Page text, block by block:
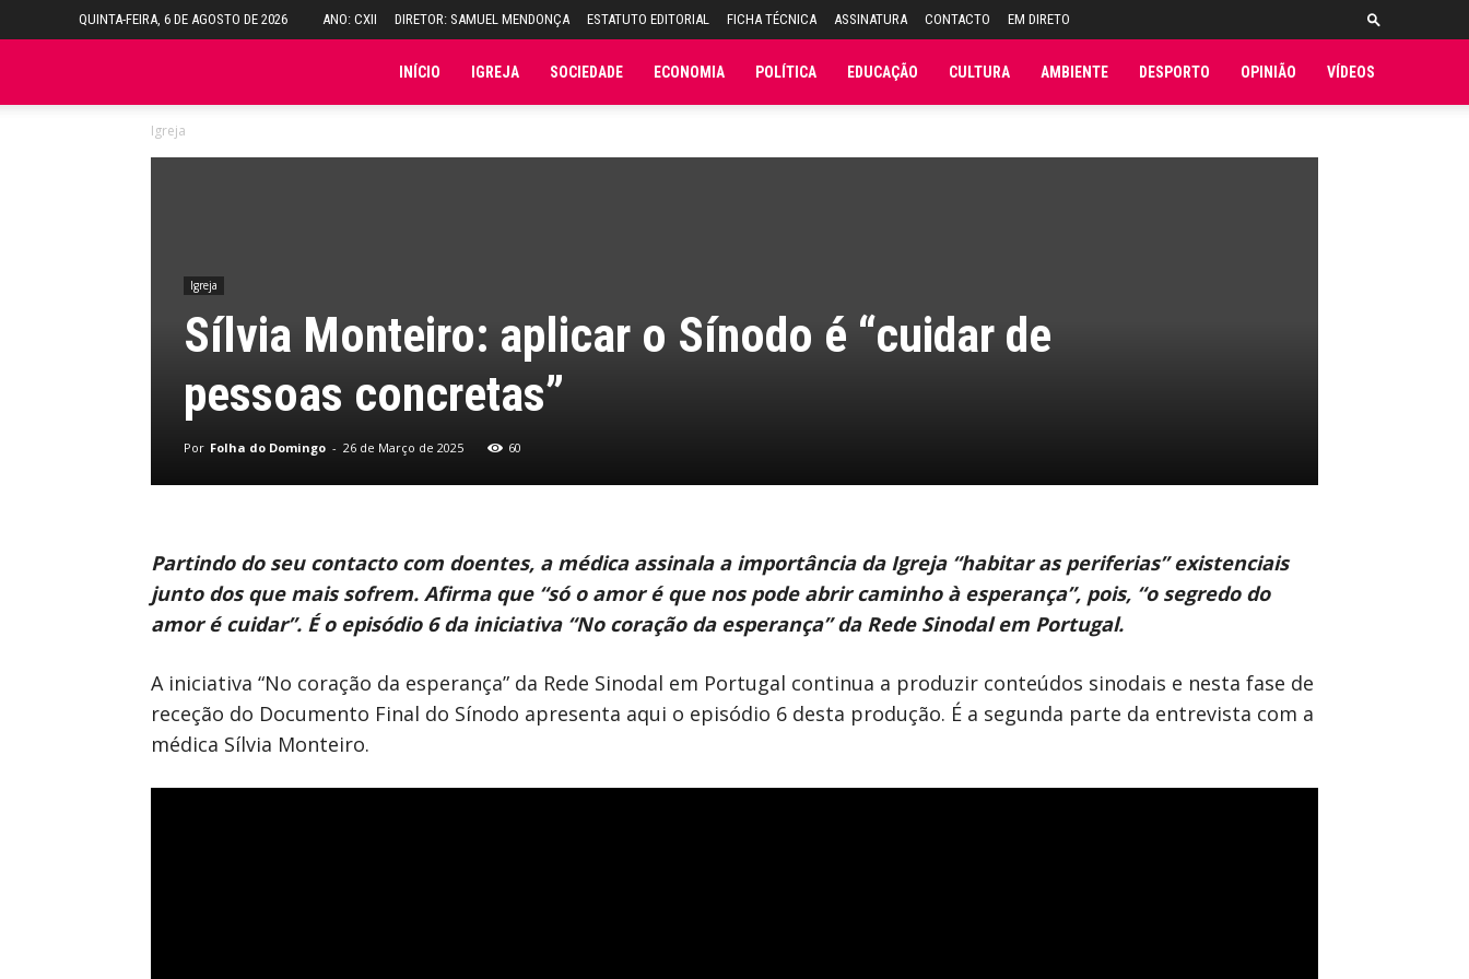
QUINTA-FEIRA, 6 DE AGOSTO DE 2026 ANO: CXII DIRETOR: SAMUEL MENDONÇA ESTATUTO EDITORIAL FICHA TÉCNICA ASSINATURA CONTACTO EM DIRETO
INÍCIO IGREJA SOCIEDADE ECONOMIA POLÍTICA EDUCAÇÃO CULTURA AMBIENTE DESPORTO OPINIÃO VÍDEOS
Igreja
Igreja
Sílvia Monteiro: aplicar o Sínodo é “cuidar de
pessoas concretas”
Por Folha do Domingo - 26 de Março de 2025 60
Partindo do seu contacto com doentes, a médica assinala a importância da Igreja “habitar as periferias” existenciais
junto dos que mais sofrem. Afirma que “só o amor é que nos pode abrir caminho à esperança”, pois, “o segredo do
amor é cuidar”. É o episódio 6 da iniciativa “No coração da esperança” da Rede Sinodal em Portugal.
A iniciativa “No coração da esperança” da Rede Sinodal em Portugal continua a produzir conteúdos sinodais e nesta fase de
receção do Documento Final do Sínodo apresenta aqui o episódio 6 desta produção. É a segunda parte da entrevista com a
médica Sílvia Monteiro.